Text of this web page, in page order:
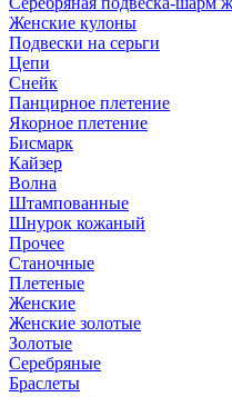
Женские кулоны
Подвески на серьги
Цепи
Снейк
Панцирное плетение
Якорное плетение
Бисмарк
Кайзер
Волна
Штампованные
Шнурок кожаный
Прочее
Станочные
Плетеные
Женские
Женские золотые
Золотые
Серебряные
Браслеты